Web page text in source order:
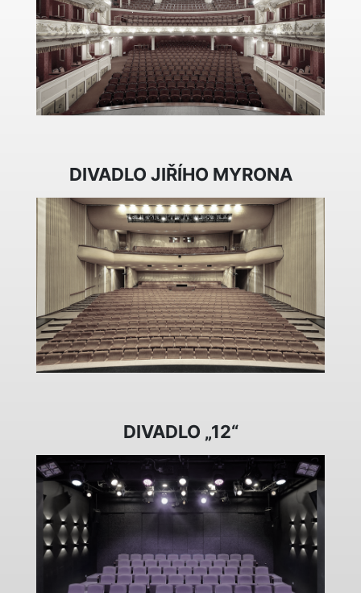
DIVADLO JIŘÍHO MYRONA
DIVADLO „12“